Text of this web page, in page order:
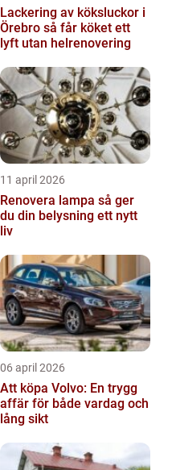
Lackering av köksluckor i
Örebro så får köket ett
lyft utan helrenovering
11 april 2026
Renovera lampa så ger
du din belysning ett nytt
liv
06 april 2026
Att köpa Volvo: En trygg
affär för både vardag och
lång sikt